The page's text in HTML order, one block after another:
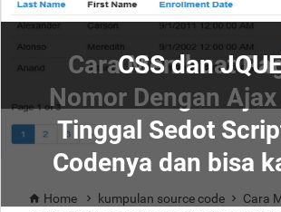
Cara Membuat
Nomor Dengan
Tinggal Sedot
Codenya dan bisa
 Home  kumpulan source code 
Cara
CSS dan